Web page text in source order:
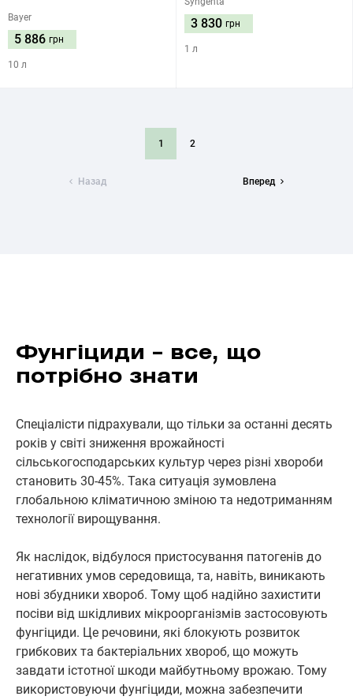
Bayer
5 886 грн
10 л
3 830 грн
1 л
Назад
1 2
Вперед
Фунгіциди – все, що
потрібно знати
Спеціалісти підрахували, що тільки за останні десять
років у світі зниження врожайності
сільськогосподарських культур через різні хвороби
становить 30-45%. Така ситуація зумовлена
глобальною кліматичною зміною та недотриманням
технології вирощування.
Як наслідок, відбулося пристосування патогенів до
негативних умов середовища, та, навіть, виникають
нові збудники хвороб. Тому щоб надійно захистити
посіви від шкідливих мікроорганізмів застосовують
фунгіциди. Це речовини, які блокують розвиток
грибкових та бактеріальних хвороб, що можуть
завдати істотної шкоди майбутньому врожаю. Тому
використовуючи фунгіциди, можна забезпечити